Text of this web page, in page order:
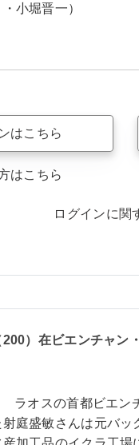
小堀晋一）
はこちら
はこちら
ログインに関
）在ビエンチャン
オスの首都ビエン
庭盛敏さんは元バ